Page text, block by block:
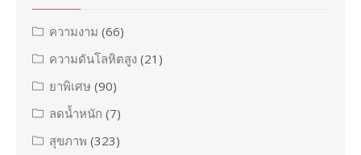
ความงาม (66)
ความดันโลหิตสูง (21)
ยาพิเศษ (90)
ลดน้ำหนัก (7)
สุขภาพ (323)